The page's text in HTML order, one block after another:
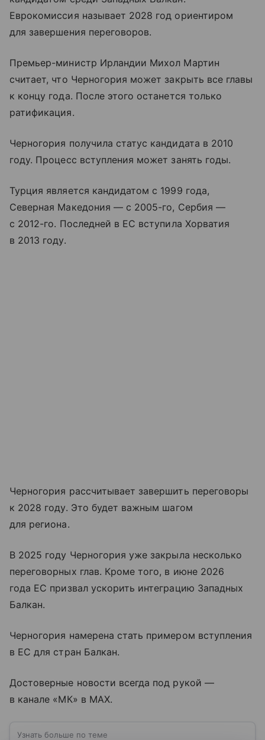
Еврокомиссия называет 2028 год ориентиром
для завершения переговоров.
Премьер-министр Ирландии Михол Мартин
считает, что Черногория может закрыть все главы
к концу года. После этого останется только
ратификация.
Черногория получила статус кандидата в 2010
году. Процесс вступления может занять годы.
Турция является кандидатом с 1999 года,
Северная Македония — с 2005-го, Сербия —
с 2012-го. Последней в ЕС вступила Хорватия
в 2013 году.
Черногория рассчитывает завершить переговоры
к 2028 году. Это будет важным шагом
для региона.
В 2025 году Черногория уже закрыла несколько
переговорных глав. Кроме того, в июне 2026
года ЕС призвал ускорить интеграцию Западных
Балкан.
Черногория намерена стать примером вступления
в ЕС для стран Балкан.
Достоверные новости всегда под рукой —
в канале «МК» в MAX.
Узнать больше по теме